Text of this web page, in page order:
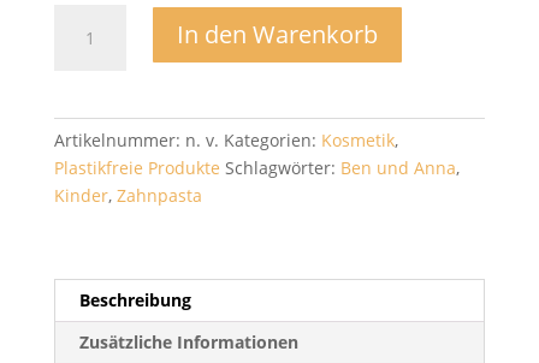
Glas
Menge
In den Warenkorb
Artikelnummer: n. v. Kategorien: Kosmetik,
Plastikfreie Produkte Schlagwörter: Ben und Anna,
Kinder, Zahnpasta
Beschreibung
Zusätzliche Informationen